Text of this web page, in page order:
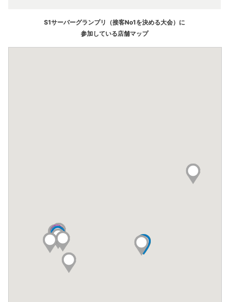
S1サーバーグランプリ（接客No1を決める大会）に
参加している店舗マップ